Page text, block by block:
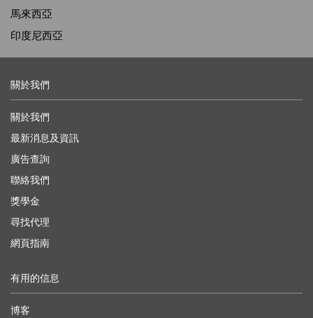
馬來西亞
印度尼西亞
關於我們
關於我們
最新消息及資訊
廣告查詢
聯絡我們
獎學金
尋找代理
網頁指南
有用的信息
博客